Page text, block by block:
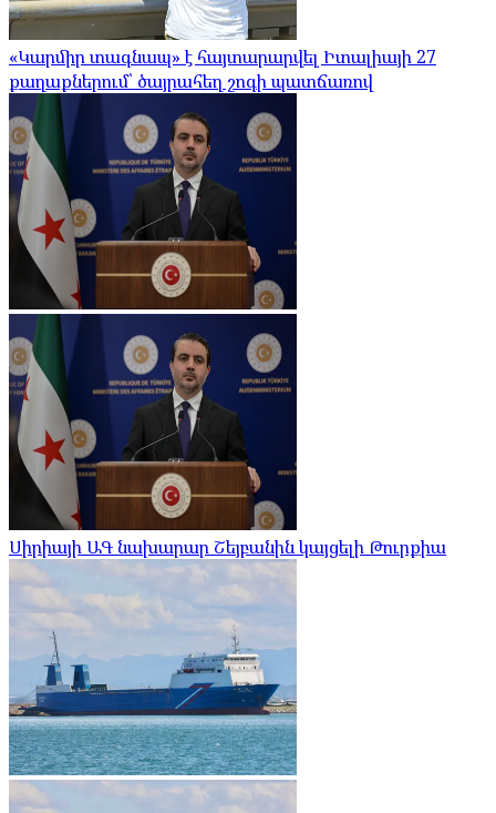
«Կարմիր տագնապ» է հայտարարվել Իտալիայի 27
քաղաքներում՝ ծայրահեղ շոգի պատճառով
Սիրիայի ԱԳ նախարար Շեյբանին կայցելի Թուրքիա